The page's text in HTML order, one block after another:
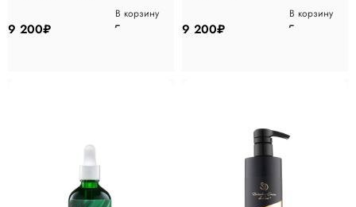
9 200₽
В корзину
9 200₽
В корзину